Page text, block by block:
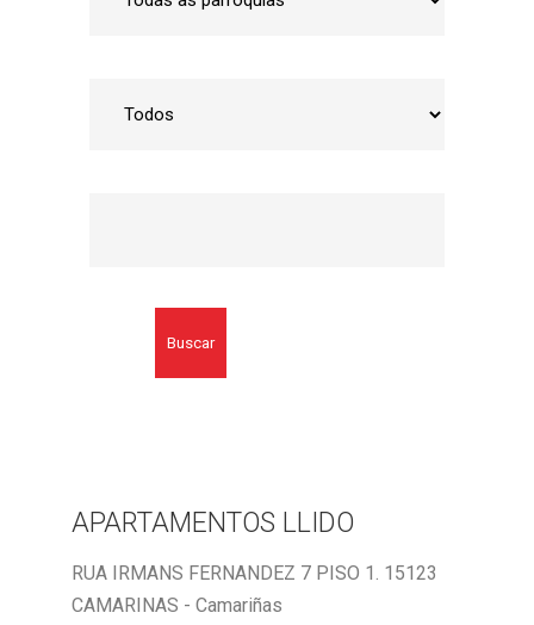
Buscar
APARTAMENTOS LLIDO
RUA IRMANS FERNANDEZ 7 PISO 1. 15123
CAMARINAS - Camariñas